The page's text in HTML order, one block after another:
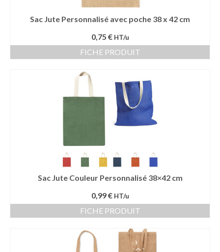
Sac Jute Personnalisé avec poche 38 x 42 cm
0,75 € HT/u
FICHE PRODUIT
Sac Jute Couleur Personnalisé 38×42 cm
0,99 € HT/u
FICHE PRODUIT